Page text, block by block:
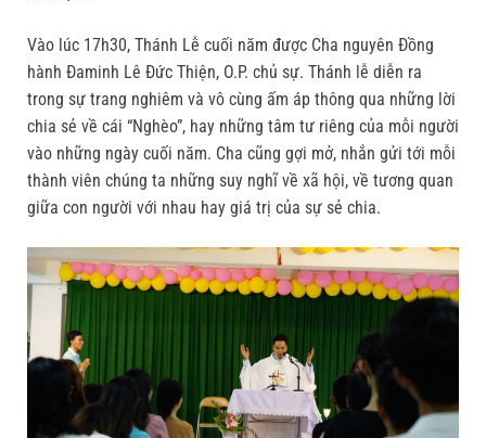
Vào lúc 17h30, Thánh Lễ cuối năm được Cha nguyên Đồng
hành Đaminh Lê Đức Thiện, O.P. chủ sự. Thánh lễ diễn ra
trong sự trang nghiêm và vô cùng ấm áp thông qua những lời
chia sẻ về cái “Nghèo”, hay những tâm tư riêng của mỗi người
vào những ngày cuối năm. Cha cũng gợi mở, nhắn gửi tới mỗi
thành viên chúng ta những suy nghĩ về xã hội, về tương quan
giữa con người với nhau hay giá trị của sự sẻ chia.